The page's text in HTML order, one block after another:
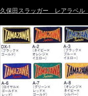
久保田スラッガー レアラベル